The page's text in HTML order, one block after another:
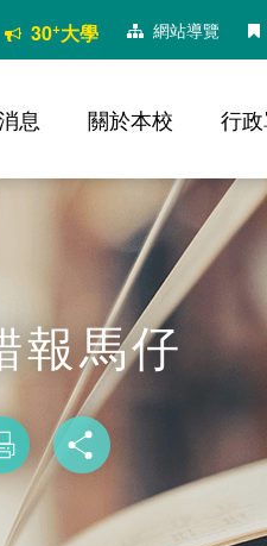
30+大學 網站導覽
息 關於本校 行
報馬仔
列印